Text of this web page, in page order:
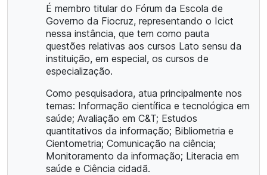
É membro titular do Fórum da Escola de
Governo da Fiocruz, representando o Icict
nessa instância, que tem como pauta
questões relativas aos cursos Lato sensu da
instituição, em especial, os cursos de
especialização.
Como pesquisadora, atua principalmente nos
temas: Informação científica e tecnológica em
saúde; Avaliação em C&T; Estudos
quantitativos da informação; Bibliometria e
Cientometria; Comunicação na ciência;
Monitoramento da informação; Literacia em
saúde e Ciência cidadã.